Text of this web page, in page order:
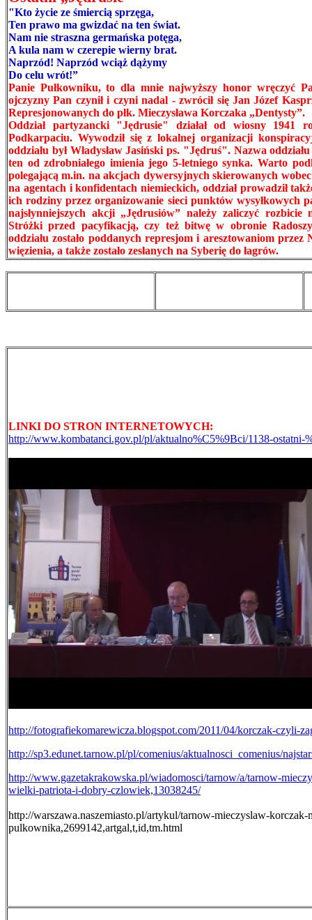
"Kto życie ze śmiercią sprzęga,
Ten prawo ma gwizdać na ten świat.
Nam nie straszna germańska potęga,
A kula nam w czerepie wierny brat.
Naprzód! Naprzód wciąż dążymy
Do celu wrót!”
Panie Pułkowniku, to dla mnie najwyższy honor wręczyć
ojczyzny Pan czynił i czyni nadal - zwrócił się Jan Józef
Represjonowanych do płk. Mieczysława Korczaka „Dentysty”.
Oddział partyzancki "Jędrusie" działał od wiosny
Podkarpaciu. Wywodził się z lokalnej organizacji
oddziału był Władysław Jasiński ps. "Jędruś". Nazwa
ten od zdrobniałego imienia jego 5-letniego synka. Warto
polegającą m.in. na akcjach dywersyjnych skierowanych
na agentach i konfidentach niemieckich, oddział prowadził
ich rodziny przez organizowanie sieci punktów wysyłkowych
najsłynniejszych akcji „Jędrusiów” należy zaliczyć
Stróżki przed pacyfikacją, czy też bitwę w obronie
oddziału zostało poddanych represjom i aresztowaniom
więzienia, a także zostało zesłanych na Syberię do łagrów.
LINKI DO STRON INTERNETOWYCH:
http://www.kombatanci.gov.pl/pl/aktualno%C5%9Bci/1138-
http://fotografiekomarewicza.blogspot.com/2011/04/korczak-czyli-
http://sp3.edunet.tarnow.pl/pl/comenius/aktualnosci_comenius/
http://www.gazetakrakowska.pl/wiadomosci/tarnow/a/tarnow-
wielki-patriota-i-dobry-czlowiek,13038245/
http://warszawa.naszemiasto.pl/artykul/tarnow-mieczyslaw-korczak-
pulkownika,2699142,artgal,t,id,tm.html